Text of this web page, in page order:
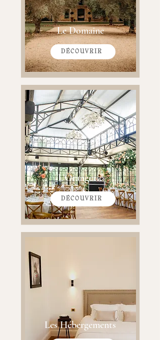
Le Domaine
DÉCOUVRIR
L'Orangerie
DÉCOUVRIR
Les Hébergements